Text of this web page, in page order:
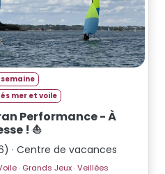
semaine
mer et voile
Performance - À
! ⛵
· Centre de vacances
Catamaran · Voile · Grands Jeux · Veillées